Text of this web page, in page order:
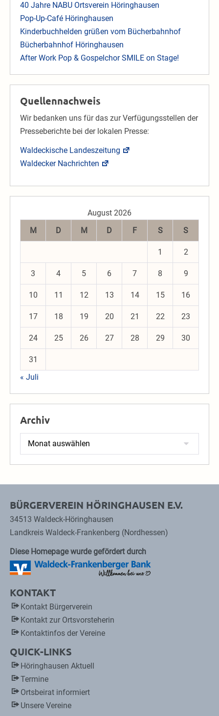
40 Jahre NABU Ortsverein Höringhausen
Pop-Up-Café Höringhausen
Kinderbuchhelden grüßen vom Bücherbahnhof
Bücherbahnhof Höringhausen
After Work Pop & Gospelchor SMILE on Stage!
Quellennachweis
Wir bedanken uns für das zur Verfügungsstellen der
Presseberichte bei der lokalen Presse:
Waldeckische Landeszeitung
Waldecker Nachrichten
August 2026
M
D M D F S S
1 2
3 4 5 6 7 8 9
10 11 12 13 14 15 16
17 18 19 20 21 22 23
24 25 26 27 28 29 30
31
« Juli
Archiv
Archiv
BÜRGERVEREIN HÖRINGHAUSEN E.V.
34513 Waldeck-Höringhausen
Landkreis Waldeck-Frankenberg (Nordhessen)
Diese Homepage wurde gefördert durch
KONTAKT
Kontakt Bürgerverein
Kontakt zur Ortsvorsteherin
Kontaktinfos der Vereine
QUICK-LINKS
Höringhausen Aktuell
Termine
Ortsbeirat informiert
Unsere Vereine